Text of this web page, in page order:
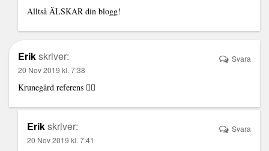
Alltså ÄLSKAR din blogg!
Erikskriver:
20 Nov 2019 kl. 7:38
Krunegård referens 👌🏻
Svara
Erikskriver:
20 Nov 2019 kl. 7:41
Svara